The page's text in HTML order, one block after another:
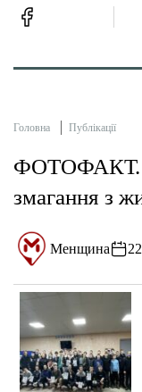
Головна Публікації
ФОТОФАКТ.
змагання з
Менщина